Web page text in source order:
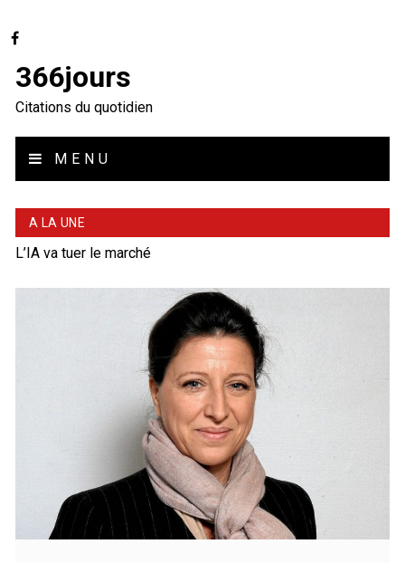
366jours
Citations du quotidien
MENU
A LA UNE
L’IA va tuer le marché
Tyrannie
Celui qui paye l’orchestre choisit la musique
Ces crétins de bourgeois
Deux poids, deux mesures